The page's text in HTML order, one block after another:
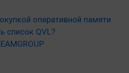
оперативной памяти
список QVL?